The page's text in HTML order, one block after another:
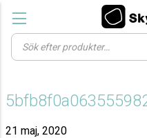
Products
search
21 maj, 2020